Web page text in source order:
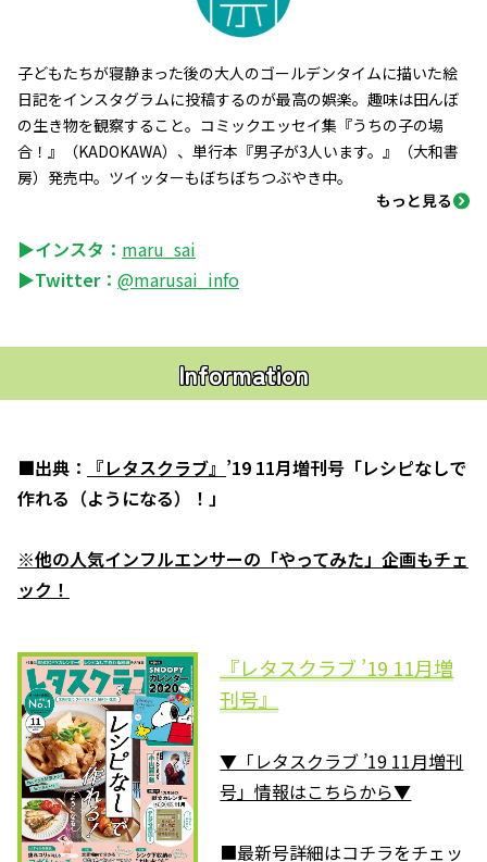
子どもたちが寝静まった後の大人のゴールデンタイムに描いた絵
日記をインスタグラムに投稿するのが最高の娯楽。趣味は田んぼ
の生き物を観察すること。コミックエッセイ集『うちの子の場
合！』（KADOKAWA）、単行本『男子が3人います。』（大和書
房）発売中。ツイッターもぼちぼちつぶやき中。
もっと見る
▶インスタ： maru_sai
▶Twitter： @marusai_info
Information
■出典： 『レタスクラブ』 ’19 11月増刊号「レシピなしで
作れる（ようになる）！」
※他の人気インフルエンサーの「やってみた」企画もチェ
ック！
『レタスクラブ ’19 11月増
刊号』
▼「レタスクラブ ’19 11月増刊
号」情報はこちらから▼
■最新号詳細はコチラをチェッ